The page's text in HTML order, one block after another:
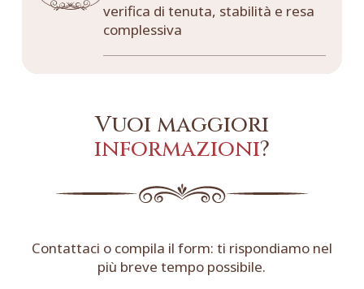
verifica di tenuta, stabilità e resa
complessiva
Vuoi maggiori
informazioni?
Contattaci o compila il form: ti rispondiamo nel
più breve tempo possibile.